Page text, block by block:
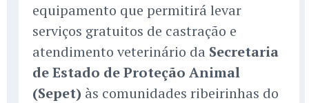
equipamento que permitirá levar
serviços gratuitos de castração e
atendimento veterinário da Secretaria
de Estado de Proteção Animal
(Sepet) às comunidades ribeirinhas do